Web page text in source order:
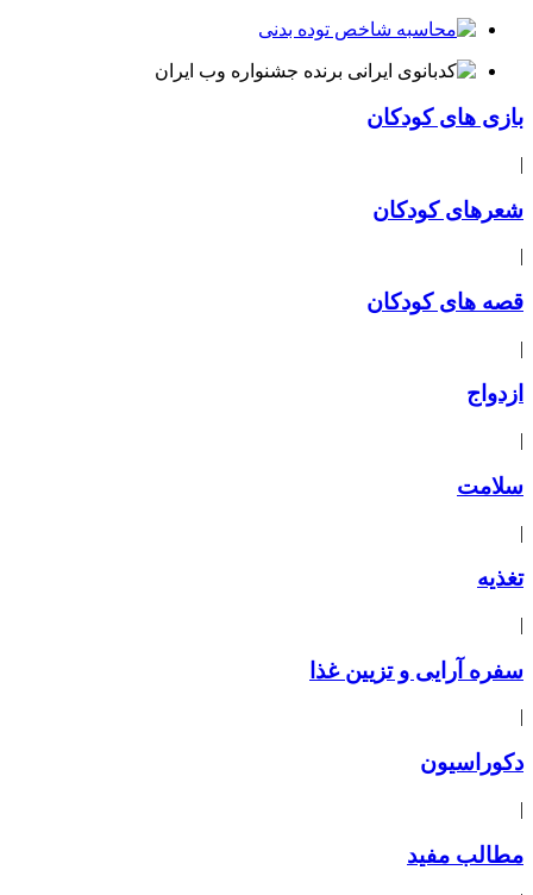
بازی های کودکان
|
شعرهای کودکان
|
قصه های کودکان
|
ازدواج
|
سلامت
|
تغذیه
|
سفره آرایی و تزیین غذا
|
دکوراسیون
|
مطالب مفید